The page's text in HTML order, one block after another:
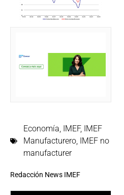
Economía, IMEF, IMEF
Manufacturero, IMEF no
manufacturer
Redacción News IMEF